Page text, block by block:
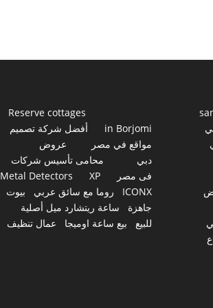
Reserve cottages
in Borjomi
أفضل شركة تصميم
مواقع في مصر
عروض
دبي
محامى تأسيس شركات
فى مصر
Metal Detectors
XP
ICONX
روما مع سائق عربي
بيوت
جاهزة
ساعة ريتشارد ميل أصلية
للبيع
بيع ساعة اوميجا عمال تنظيف